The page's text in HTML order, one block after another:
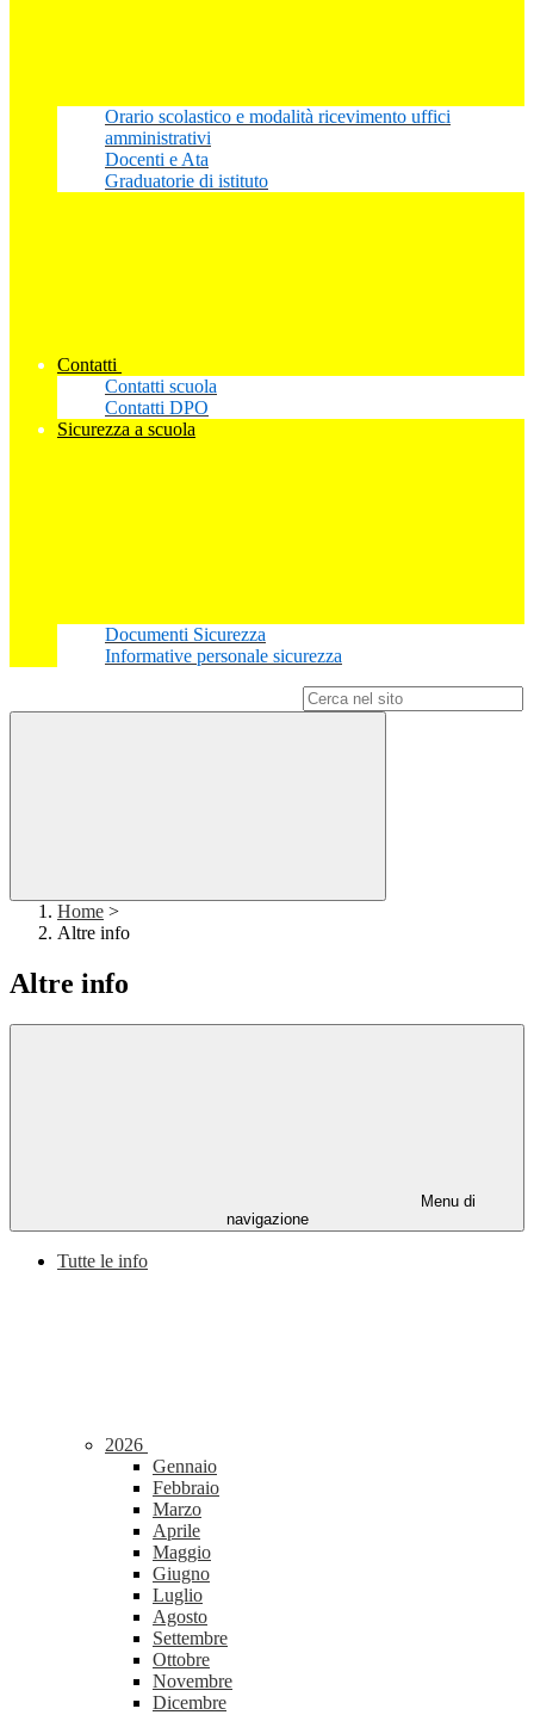
Orario scolastico e modalità ricevimento uffici
amministrativi
Docenti e Ata
Graduatorie di istituto
Contatti
Contatti scuola
Contatti DPO
Sicurezza a scuola
Documenti Sicurezza
Informative personale sicurezza
Home >
Altre info
Altre info
Menu di
navigazione
Tutte le info
2026
Gennaio
Febbraio
Marzo
Aprile
Maggio
Giugno
Luglio
Agosto
Settembre
Ottobre
Novembre
Dicembre